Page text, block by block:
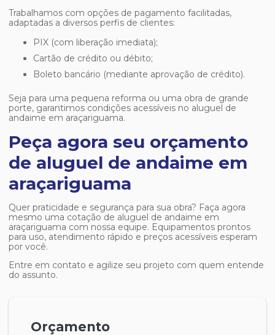
Trabalhamos com opções de pagamento facilitadas,
adaptadas a diversos perfis de clientes:
PIX (com liberação imediata);
Cartão de crédito ou débito;
Boleto bancário (mediante aprovação de crédito).
Seja para uma pequena reforma ou uma obra de grande
porte, garantimos condições acessíveis no aluguel de
andaime em araçariguama.
Peça agora seu orçamento
de aluguel de andaime em
araçariguama
Quer praticidade e segurança para sua obra? Faça agora
mesmo uma cotação de aluguel de andaime em
araçariguama com nossa equipe. Equipamentos prontos
para uso, atendimento rápido e preços acessíveis esperam
por você.
Entre em contato e agilize seu projeto com quem entende
do assunto.
Orçamento